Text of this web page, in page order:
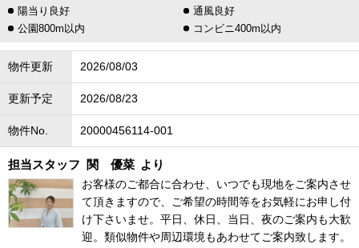
陽当り良好
通風良好
公園800m以内
コンビニ400m以内
物件更新 2026/08/03
更新予定 2026/08/23
物件No. 20000456114-001
担当スタッフ 関 優菜 より
お客様のご都合に合わせ、いつでも現地をご案内させ
て頂きますので、ご希望の時間等をお気軽にお申し付
け下さいませ。平日、休日、当日、夜のご案内も大歓
迎。類似物件や周辺環境もあわせてご案内致します。